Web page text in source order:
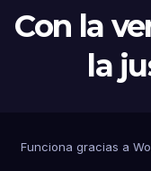
Con la
la
Funciona gracias a